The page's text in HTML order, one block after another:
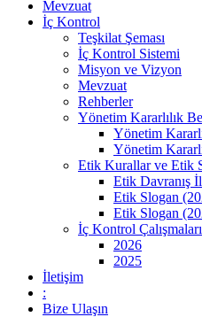
Mevzuat
İç Kontrol
Teşkilat Şeması
İç Kontrol Sistemi
Misyon ve Vizyon
Mevzuat
Rehberler
Yönetim Kararlılık
Yönetim
Yönetim
Etik Kurallar ve Etik
Etik Davranış
Etik Slogan
Etik Slogan
İç Kontrol Çalışmaları
2026
2025
İletişim
:
Bize Ulaşın